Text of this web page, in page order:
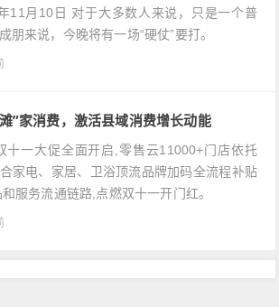
11月10日 对于大多数人来说，只是一个普
朋来说，今晚将有一场“硬仗”要打。
”家消费，激活县域消费增长动能
十一大促全面开启,零售云11000+门店依托
家电、家居、卫浴顶流品牌加码全流程补贴
服务流通链路,点燃双十一开门红。